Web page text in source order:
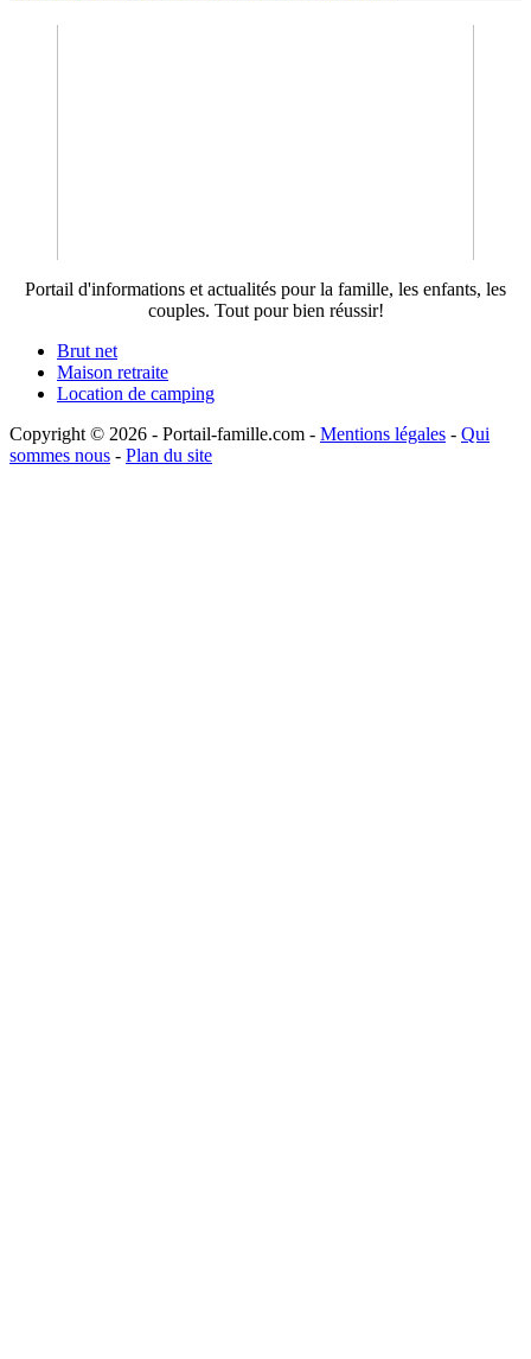
Portail d'informations et actualités pour la famille, les enfants, les
couples. Tout pour bien réussir!
Brut net
Maison retraite
Location de camping
Copyright © 2026 - Portail-famille.com - Mentions légales - Qui
sommes nous - Plan du site